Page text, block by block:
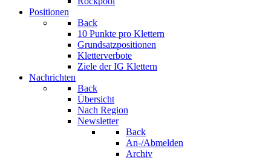
Positionen
Back
10 Punkte pro Klettern
Grundsatzpositionen
Kletterverbote
Ziele der IG Klettern
Nachrichten
Back
Übersicht
Nach Region
Newsletter
Back
An-/Abmelden
Archiv